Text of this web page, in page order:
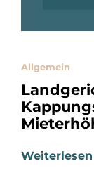
Allgemein
Weiterlesen